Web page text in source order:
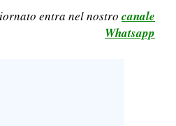
entra nel nostro canale
Whatsapp